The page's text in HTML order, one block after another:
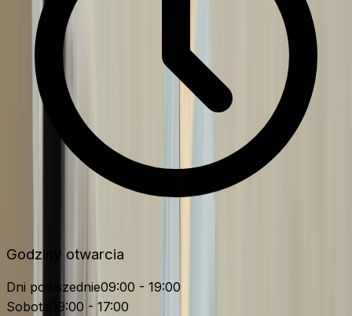
Godziny otwarcia
Dni powszednie09:00 - 19:00
Sobota
09:00 - 17:00